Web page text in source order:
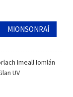
MIONSONRAÍ